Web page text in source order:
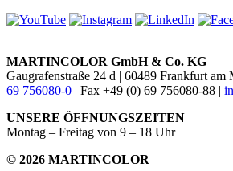
MARTINCOLOR GmbH & Co. KG
Gaugrafenstraße 24 d | 60489 Frankfurt am
69 756080-0 | Fax +49 (0) 69 756080-88 |
UNSERE ÖFFNUNGSZEITEN
Montag – Freitag von 9 – 18 Uhr
© 2026 MARTINCOLOR